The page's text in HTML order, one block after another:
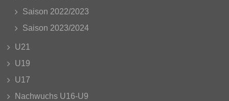
Saison 2022/2023
Saison 2023/2024
U21
U19
U17
Nachwuchs U16-U9